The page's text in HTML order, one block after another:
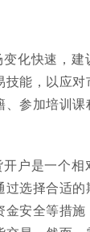
化快速，
技能，以应
、参加培训
户是一个
过选择合适
金安全等措